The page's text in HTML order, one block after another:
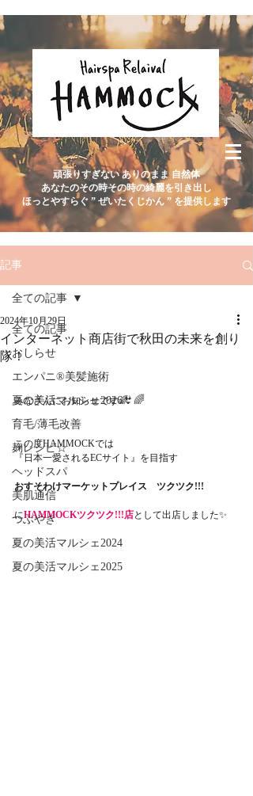
頑張りすぎない ありのまま 自然体
あなたのその時その時の綺麗を引き出し
ほっとやすらぐ ” ぜいたくじかん ” を提供します
記事
全ての記事
おしらせ
エンパニ®美髪施術
夏の美活マルシェ2026👙🌈
育毛/薄毛改善
麹レシピ☆
ヘッドスパ
美肌通信
つぶやき
夏の美活マルシェ2024
夏の美活マルシェ2025
全ての記事
インターネット商店街で秋田の未来を創り
隊！
2024年10月29日
みなさんにお知らせです🌈
この度HAMMOCKでは
『日本一愛されるECサイト』を目指す
おすそわけマーケットプレイス　ツクツク!!!
にHAMMOCKツクツク!!!店として出店しました✨